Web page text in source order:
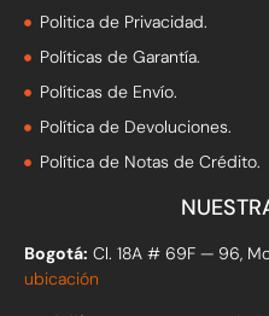
Politica de Privacidad.
Políticas de Garantía.
Políticas de Envío.
Política de Devoluciones.
Política de Notas de Crédito.
Bogotá: Cl. 18A # 69F — 96,
ubicación